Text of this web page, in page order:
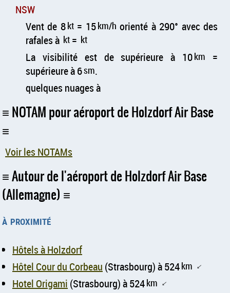
NSW
Vent de 8kt= 15km/h orienté à 290° avec des
rafales à kt = kt
La visibilité est de supérieure à 10km
=
supérieure à 6sm.
quelques nuages à
NOTAM pour aéroport de Holzdorf Air Base
Voir les NOTAMs
Autour de l'aéroport de Holzdorf Air Base
(Allemagne)
à proximité
Hôtels à Holzdorf
Hôtel Cour du Corbeau (Strasbourg) à 524km ↑
Hotel Origami (Strasbourg) à 524km ↑